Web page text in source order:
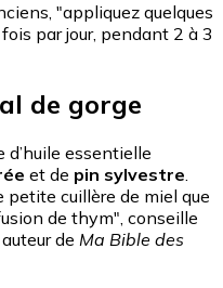
"appliquez quelques
par jour, pendant 2 à 3
de gorge
d’huile essentielle
et de pin sylvestre.
petite cuillère de miel que
de thym", conseille
de Ma Bible des